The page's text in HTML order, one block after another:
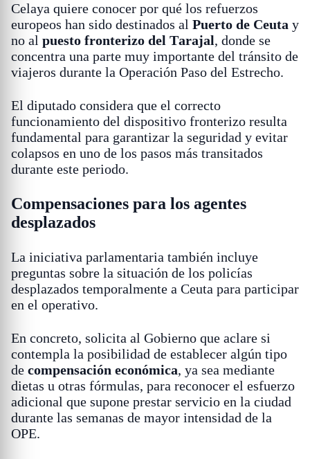
Celaya quiere conocer por qué los refuerzos
europeos han sido destinados al Puerto de Ceuta y
no al puesto fronterizo del Tarajal, donde se
concentra una parte muy importante del tránsito de
viajeros durante la Operación Paso del Estrecho.
El diputado considera que el correcto
funcionamiento del dispositivo fronterizo resulta
fundamental para garantizar la seguridad y evitar
colapsos en uno de los pasos más transitados
durante este periodo.
Compensaciones para los agentes
desplazados
La iniciativa parlamentaria también incluye
preguntas sobre la situación de los policías
desplazados temporalmente a Ceuta para participar
en el operativo.
En concreto, solicita al Gobierno que aclare si
contempla la posibilidad de establecer algún tipo
de compensación económica, ya sea mediante
dietas u otras fórmulas, para reconocer el esfuerzo
adicional que supone prestar servicio en la ciudad
durante las semanas de mayor intensidad de la
OPE.